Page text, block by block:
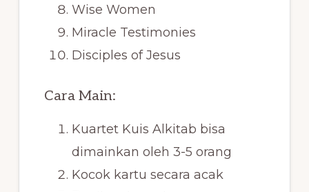
Wise Women
Miracle Testimonies
Disciples of Jesus
Cara Main:
Kuartet Kuis Alkitab bisa
dimainkan oleh 3-5 orang
Kocok kartu secara acak